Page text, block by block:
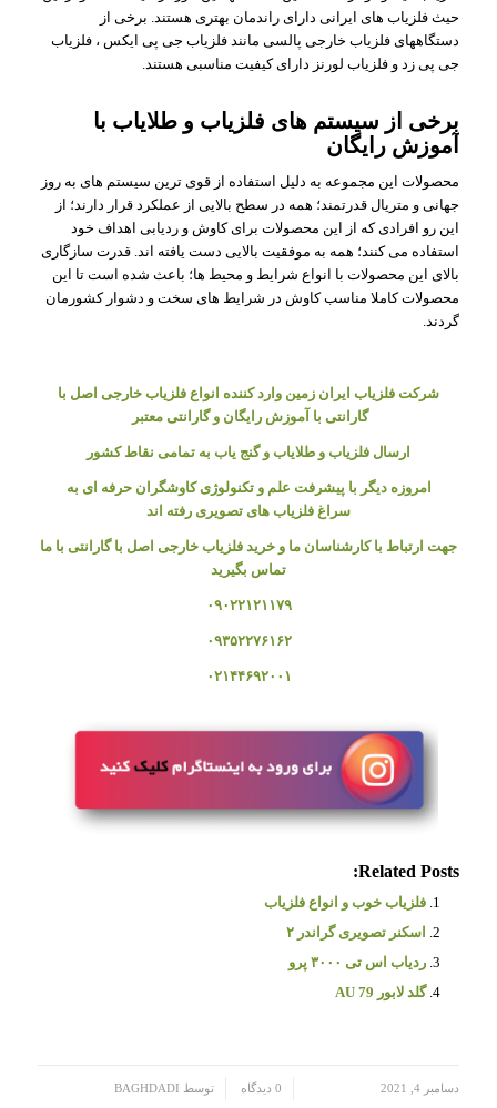
حیث فلزیاب های ایرانی دارای راندمان بهتری هستند. برخی از
دستگاههای فلزیاب خارجی پالسی مانند فلزیاب جی پی ایکس ، فلزیاب
جی پی زد و فلزیاب لورنز دارای کیفیت مناسبی هستند.
برخی از سیستم های فلزیاب و طلایاب با
آموزش رایگان
محصولات این مجموعه به دلیل استفاده از قوی ترین سیستم های به روز
جهانی و متریال قدرتمند؛ همه در سطح بالایی از عملکرد قرار دارند؛ از
این رو افرادی که از این محصولات برای کاوش و ردیابی اهداف خود
استفاده می کنند؛ همه به موفقیت بالایی دست یافته اند. قدرت سازگاری
بالای این محصولات با انواع شرایط و محیط ها؛ باعث شده است تا این
محصولات کاملا مناسب کاوش در شرایط های سخت و دشوار کشورمان
گردند.
شرکت فلزیاب ایران زمین وارد کننده انواع فلزیاب خارجی اصل با
گارانتی با آموزش رایگان و گارانتی معتبر
ارسال فلزیاب و طلایاب و گنج یاب به تمامی نقاط کشور
امروزه دیگر با پیشرفت علم و تکنولوژی کاوشگران حرفه ای به
سراغ فلزیاب های تصویری رفته اند
جهت ارتباط با کارشناسان ما و خرید فلزیاب خارجی اصل با گارانتی با ما
تماس بگیرید
۰۹۰۲۲۱۲۱۱۷۹
۰۹۳۵۲۲۷۶۱۶۲
۰۲۱۴۴۶۹۲۰۰۱
Related Posts:
فلزیاب خوب و انواع فلزیاب
اسکنر تصویری گراندر ۲
ردیاب اس تی ۳۰۰۰ پرو
گلد لابور AU 79
دسامبر 4, 2021 0 دیدگاه توسط BAGHDADI